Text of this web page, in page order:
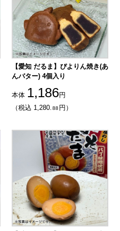
【愛知 だるま】ぴよりん焼き(あ
んバター) 4個入り
本体 1,186円
（税込 1,280.88 円）